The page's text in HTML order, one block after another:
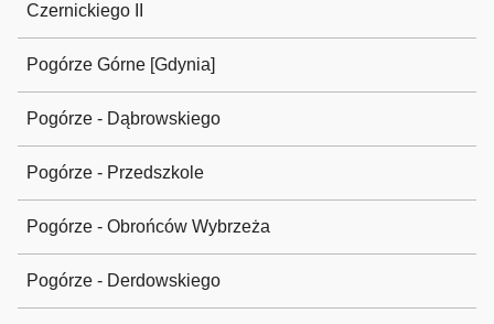
Czernickiego II
Pogórze Górne [Gdynia]
Pogórze - Dąbrowskiego
Pogórze - Przedszkole
Pogórze - Obrońców Wybrzeża
Pogórze - Derdowskiego